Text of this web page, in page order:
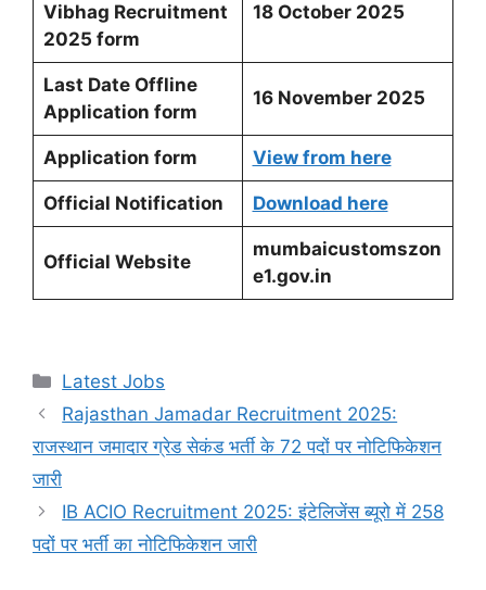
Vibhag Recruitment
2025 form
18 October 2025
Last Date Offline
Application form
16 November 2025
Application form View from here
Official Notification Download here
Official Website
mumbaicustomszon
e1.gov.in
Categories
Latest Jobs
Rajasthan Jamadar Recruitment 2025:
राजस्थान जमादार ग्रेड सेकंड भर्ती के 72 पदों पर नोटिफिकेशन
जारी
IB ACIO Recruitment 2025: इंटेलिजेंस ब्यूरो में 258
पदों पर भर्ती का नोटिफिकेशन जारी